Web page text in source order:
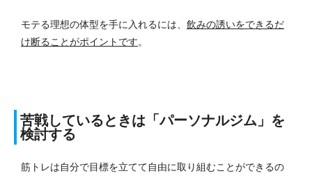
モテる理想の体型を手に入れるには、 飲みの誘いをできるだ
け断ることがポイントです。
苦戦しているときは「パーソナルジム」を
検討する
筋トレは自分で目標を立てて自由に取り組むことができるの